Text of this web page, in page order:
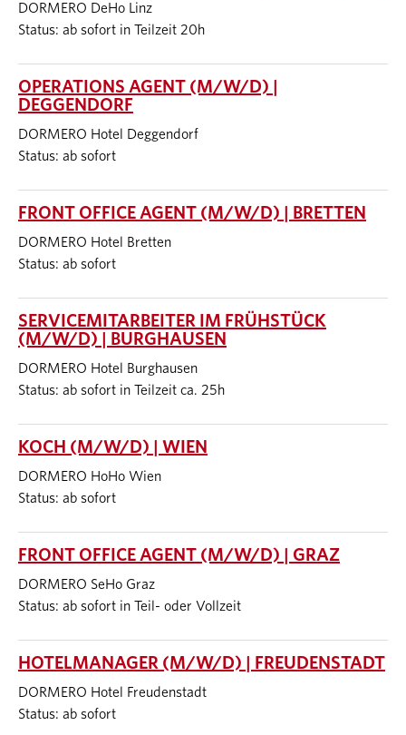
DORMERO DeHo Linz
Status: ab sofort in Teilzeit 20h
OPERATIONS AGENT (M/W/D) |
DEGGENDORF
DORMERO Hotel Deggendorf
Status: ab sofort
FRONT OFFICE AGENT (M/W/D) | BRETTEN
DORMERO Hotel Bretten
Status: ab sofort
SERVICEMITARBEITER IM FRÜHSTÜCK
(M/W/D) | BURGHAUSEN
DORMERO Hotel Burghausen
Status: ab sofort in Teilzeit ca. 25h
KOCH (M/W/D) | WIEN
DORMERO HoHo Wien
Status: ab sofort
FRONT OFFICE AGENT (M/W/D) | GRAZ
DORMERO SeHo Graz
Status: ab sofort in Teil- oder Vollzeit
HOTELMANAGER (M/W/D) | FREUDENSTADT
DORMERO Hotel Freudenstadt
Status: ab sofort